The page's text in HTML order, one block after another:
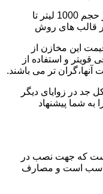
ما توانایی داریم مخازن پلی اتیلن مکعبی از حجم 1000 لیتر تا
این مخازن از
و استفاده از
تر می باشند.
در زوایای دیگر
به شما پیشنهاد
که جهت نصب در
است و مصارف